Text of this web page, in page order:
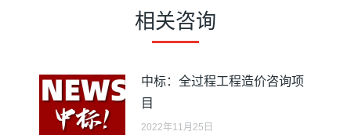
章：
相关咨询
中标：全过程工程造价咨询项
目
2022年11月25日